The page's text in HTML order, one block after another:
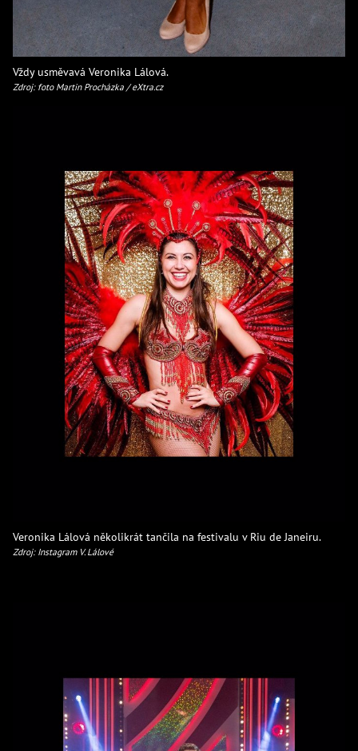
Vždy usměvavá Veronika Lálová.
Zdroj: foto Martin Procházka / eXtra.cz
Veronika Lálová několikrát tančila na festivalu v Riu de Janeiru.
Zdroj: Instagram V. Lálové